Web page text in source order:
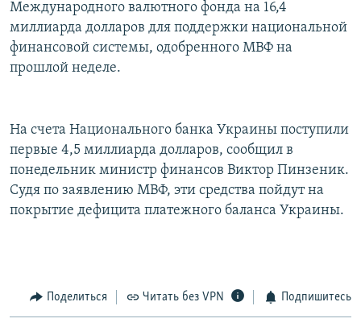
поискуСЕВЕР.РЕАЛИИ
СИБИРЬ.РЕАЛИИ
РАСПИСАНИЕ ВЕЩАНИЯ
СОЦИАЛЬНЫЕ СЕТИ
Международного валютного фонда на 16,4
миллиарда долларов для поддержки национальной
финансовой системы, одобренного МВФ на
прошлой неделе.
На счета Национального банка Украины поступили
первые 4,5 миллиарда долларов, сообщил в
понедельник министр финансов Виктор Пинзеник.
Судя по заявлению МВФ, эти средства пойдут на
покрытие дефицита платежного баланса Украины.
Поделиться Читать без VPN Подпишитесь